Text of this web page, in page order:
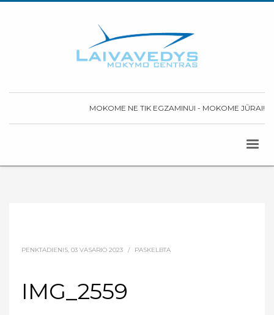
MOKOME NE TIK EGZAMINUI - MOKOME JŪRAI!
PENKTADIENIS, 03 VASARIO 2023 / PASKELBTA
IMG_2559